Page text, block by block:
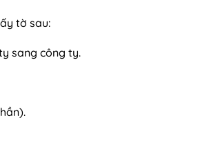
tờ sau:
sang công ty.